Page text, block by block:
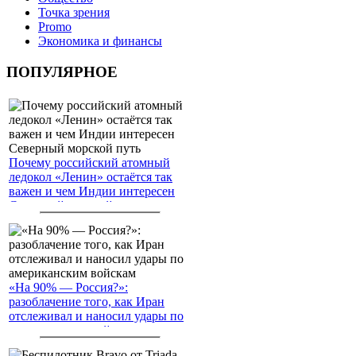
Точка зрения
Promo
Экономика и финансы
ПОПУЛЯРНОЕ
Почему российский атомный
ледокол «Ленин» остаётся так
важен и чем Индии интересен
Северный морской путь
«На 90% — Россия?»:
разоблачение того, как Иран
отслеживал и наносил удары по
американским войскам